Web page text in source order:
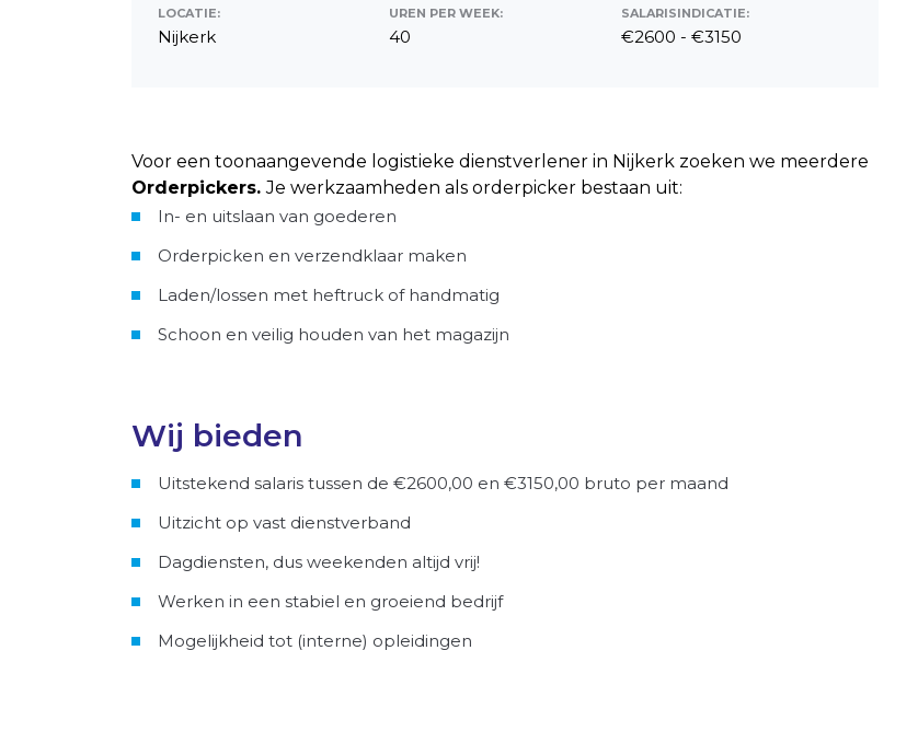
LOCATIE:
Nijkerk
UREN PER WEEK:
40
SALARISINDICATIE:
€2600 - €3150
Voor een toonaangevende logistieke dienstverlener in Nijkerk zoeken we meerdere
Orderpickers.Je werkzaamheden als orderpicker bestaan uit:
In- en uitslaan van goederen
Orderpicken en verzendklaar maken
Laden/lossen met heftruck of handmatig
Schoon en veilig houden van het magazijn
Wij bieden
Uitstekend salaris tussen de €2600,00 en €3150,00 bruto per maand
Uitzicht op vast dienstverband
Dagdiensten, dus weekenden altijd vrij!
Werken in een stabiel en groeiend bedrijf
Mogelijkheid tot (interne) opleidingen